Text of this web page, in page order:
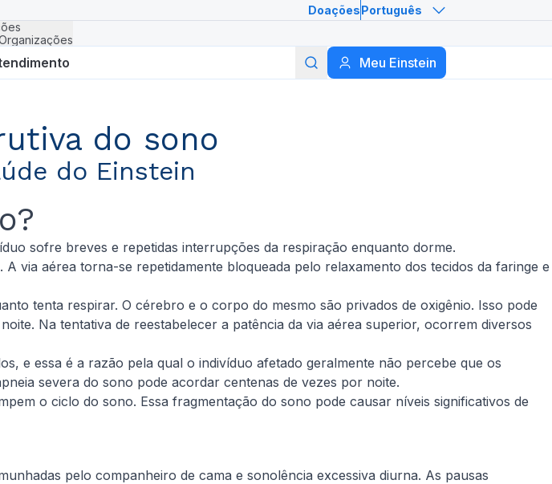
DoaçõesPortuguês
Meu Einstein
Buscar
do sono
do Einstein
sofre breves e repetidas interrupções da respiração enquanto dorme.
via aérea torna-se repetidamente bloqueada pelo relaxamento dos tecidos da faringe e
tenta respirar. O cérebro e o corpo do mesmo são privados de oxigênio. Isso pode
Na tentativa de reestabelecer a patência da via aérea superior, ocorrem diversos
e essa é a razão pela qual o indivíduo afetado geralmente não percebe que os
severa do sono pode acordar centenas de vezes por noite.
o ciclo do sono. Essa fragmentação do sono pode causar níveis significativos de
pelo companheiro de cama e sonolência excessiva diurna. As pausas